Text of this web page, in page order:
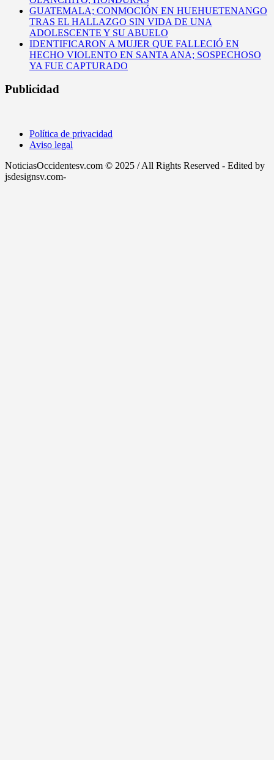
GUATEMALA; CONMOCIÓN EN HUEHUETENANGO
TRAS EL HALLAZGO SIN VIDA DE UNA
ADOLESCENTE Y SU ABUELO
IDENTIFICARON A MUJER QUE FALLECIÓ EN
HECHO VIOLENTO EN SANTA ANA; SOSPECHOSO
YA FUE CAPTURADO
Publicidad
Política de privacidad
Aviso legal
NoticiasOccidentesv.com © 2025 / All Rights Reserved - Edited by
jsdesignsv.com-